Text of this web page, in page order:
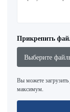
Прикрепить
Выберите
Вы можете
максимум.